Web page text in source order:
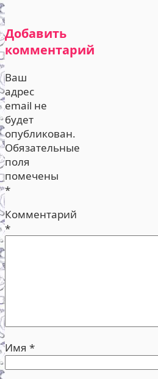
Добавить
комментарий
Ваш
адрес
email не
будет
опубликован.
Обязательные
поля
помечены
*
Комментарий
*
Имя *